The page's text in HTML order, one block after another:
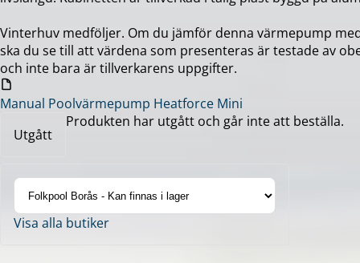
Vinterhuv medföljer. Om du jämför denna värmepump
ska du se till att värdena som presenteras är testade av
och inte bara är tillverkarens uppgifter.
Manual Poolvärmepump Heatforce Mini
Utgått
Produkten har utgått och går inte att beställa.
Visa alla butiker